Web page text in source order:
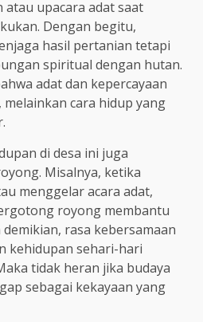
upacara adat saat
Dengan begitu,
hasil pertanian tetapi
spiritual dengan hutan.
adat dan kepercayaan
cara hidup yang
di desa ini juga
Misalnya, ketika
menggelar acara adat,
royong membantu
rasa kebersamaan
kehidupan sehari-hari
tidak heran jika budaya
sebagai kekayaan yang